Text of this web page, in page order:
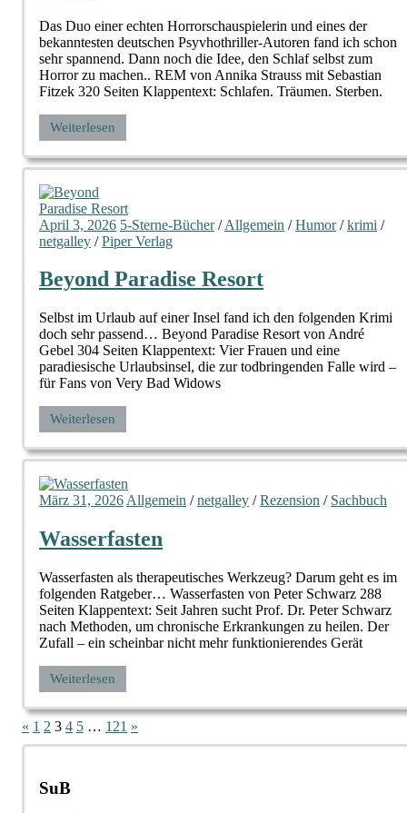
Das Duo einer echten Horrorschauspielerin und eines der
bekanntesten deutschen Psyvhothriller-Autoren fand ich schon
sehr spannend. Dann noch die Idee, den Schlaf selbst zum
Horror zu machen.. REM von Annika Strauss mit Sebastian
Fitzek 320 Seiten Klappentext: Schlafen. Träumen. Sterben.
Weiterlesen
April 3, 2026 5-Sterne-Bücher/Allgemein /Humor/krimi /
netgalley /Piper Verlag
Beyond Paradise Resort
Selbst im Urlaub auf einer Insel fand ich den folgenden Krimi
doch sehr passend… Beyond Paradise Resort von André
Gebel 304 Seiten Klappentext: Vier Frauen und eine
paradiesische Urlaubsinsel, die zur todbringenden Falle wird –
für Fans von Very Bad Widows
Weiterlesen
März 31, 2026 Allgemein /netgalley /Rezension / Sachbuch
Wasserfasten
Wasserfasten als therapeutisches Werkzeug? Darum geht es im
folgenden Ratgeber… Wasserfasten von Peter Schwarz 288
Seiten Klappentext: Seit Jahren sucht Prof. Dr. Peter Schwarz
nach Methoden, um chronische Erkrankungen zu heilen. Der
Zufall – ein scheinbar nicht mehr funktionierendes Gerät
Weiterlesen
Seitennummerierung
der
Beiträge
« Vorherige
Beiträge
1 2 3 4 5 … 121 Nächste
Beiträge
»
SuB